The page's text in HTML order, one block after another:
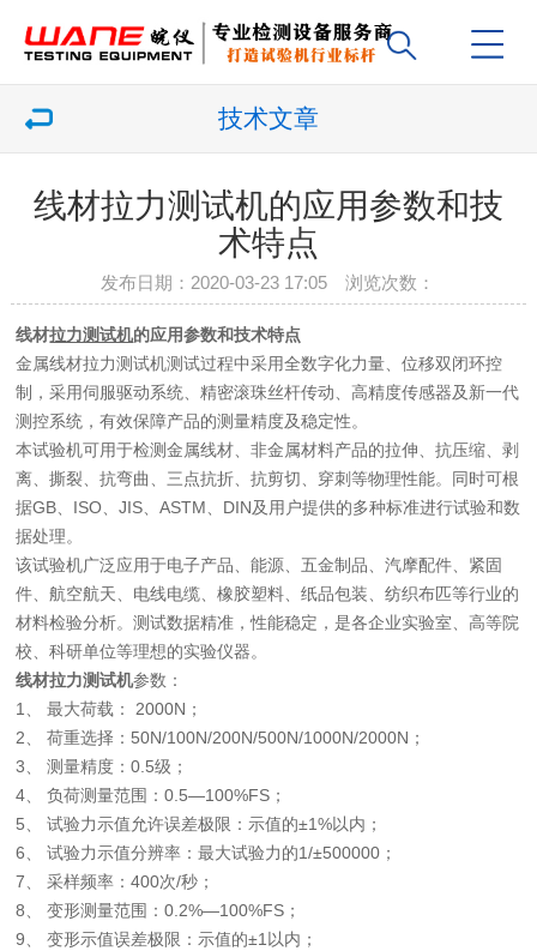
技术文章
线材拉力测试机的应用参数和技
术特点
发布日期：2020-03-23 17:05 浏览次数：
线材拉力测试机的应用参数和技术特点
金属线材拉力测试机测试过程中采用全数字化力量、位移双闭环控
制，采用伺服驱动系统、精密滚珠丝杆传动、高精度传感器及新一代
测控系统，有效保障产品的测量精度及稳定性。
本试验机可用于检测金属线材、非金属材料产品的拉伸、抗压缩、剥
离、撕裂、抗弯曲、三点抗折、抗剪切、穿刺等物理性能。同时可根
据GB、ISO、JIS、ASTM、DIN及用户提供的多种标准进行试验和数
据处理。
该试验机广泛应用于电子产品、能源、五金制品、汽摩配件、紧固
件、航空航天、电线电缆、橡胶塑料、纸品包装、纺织布匹等行业的
材料检验分析。测试数据精准，性能稳定，是各企业实验室、高等院
校、科研单位等理想的实验仪器。
线材拉力测试机参数：
1、 最大荷载： 2000N；
2、 荷重选择：50N/100N/200N/500N/1000N/2000N；
3、 测量精度：0.5级；
4、 负荷测量范围：0.5—100%FS；
5、 试验力示值允许误差极限：示值的±1%以内；
6、 试验力示值分辨率：最大试验力的1/±500000；
7、 采样频率：400次/秒；
8、 变形测量范围：0.2%—100%FS；
9、 变形示值误差极限：示值的±1以内；